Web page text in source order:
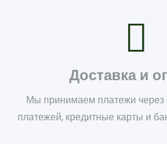
Доставка и
Мы принимаем платежи
платежей, кредитные карты и